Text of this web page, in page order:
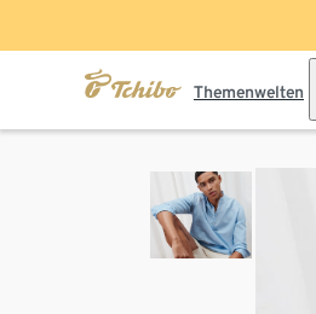
Themenwelten